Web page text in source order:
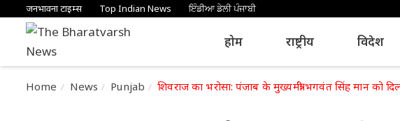
जनभावना टाइम्स Top Indian News ਇੰਡੀਆ ਡੇਲੀ ਪੰਜਾਬੀ
होम राष्ट्रीय विदेश
Home News Punjab शिवराज का भरोसा: पंजाब के मुख्यमंत्री भगवंत सिंह मान को